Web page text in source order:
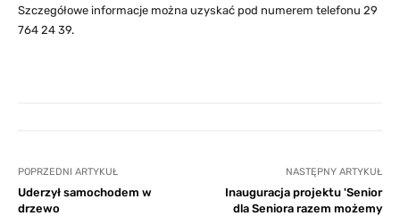
Szczegółowe informacje można uzyskać pod numerem telefonu 29
764 24 39.
POPRZEDNI ARTYKUŁ
Uderzył samochodem w
drzewo
NASTĘPNY ARTYKUŁ
Inauguracja projektu 'Senior
dla Seniora razem możemy